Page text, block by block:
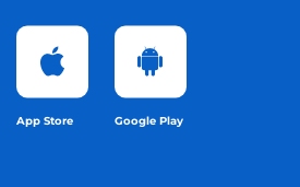
App Store Google Play